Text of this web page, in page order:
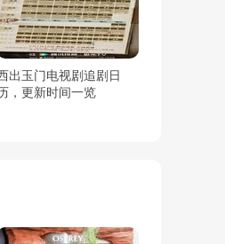
出玉门电视剧追剧日
，更新时间一览